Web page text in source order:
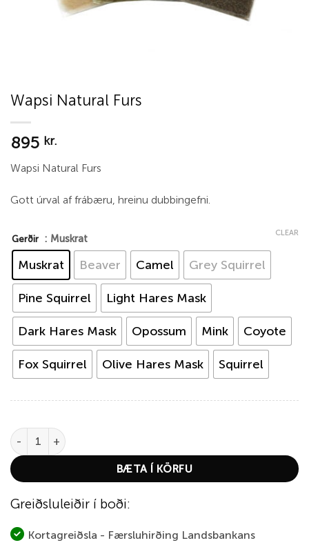
Wapsi Natural Furs
895 kr.
Wapsi Natural Furs
Gott úrval af frábæru, hreinu dubbingefni.
Gerðir : Muskrat
Muskrat Beaver Camel Grey Squirrel
Pine Squirrel Light Hares Mask
Dark Hares Mask Opossum Mink Coyote
Fox Squirrel Olive Hares Mask Squirrel
CLEAR
Wapsi Natural Furs quantity
BÆTA Í KÖRFU
Greiðsluleiðir í boði:
Kortagreiðsla - Færsluhirðing Landsbankans